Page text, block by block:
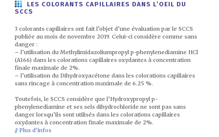
LES COLORANTS CAPILLAIRES DANS L’OEIL DU
SCCS
3 colorants capillaires ont fait l’objet d’une évaluation par le SCCS
publiée au mois de novembre 2019. Celui-ci considère comme sans
danger :
– l’utilisation du Methylimidazoliumpropyl p-phenylenediamine HCl
(A166) dans les colorations capillaires oxydantes à concentration
finale maximale de 2%.
– l’utilisation du Dihydroxyacétone dans les colorations capillaires
sans rincage à concentration maximale de 6.25 %.
Toutefois, le SCCS considère que l’Hydroxypropyl p-
phenylenediamine et ses sels dihydrochloride ne sont pas sans
danger lorsqu’ils sont utilisés dans les colorations capillaires
oxydantes à concentration finale maximale de 2%.
// Plus d’infos